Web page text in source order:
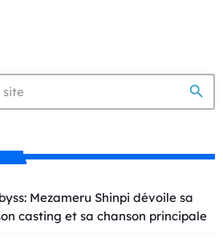
search
Mezameru Shinpi dévoile sa
casting et sa chanson principale